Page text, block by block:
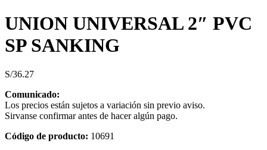
UNION UNIVERSAL 2″ PVC
SP SANKING
S/36.27
Comunicado:
Los precios están sujetos a variación sin previo aviso.
Sirvanse confirmar antes de hacer algún pago.
Código de producto: 10691